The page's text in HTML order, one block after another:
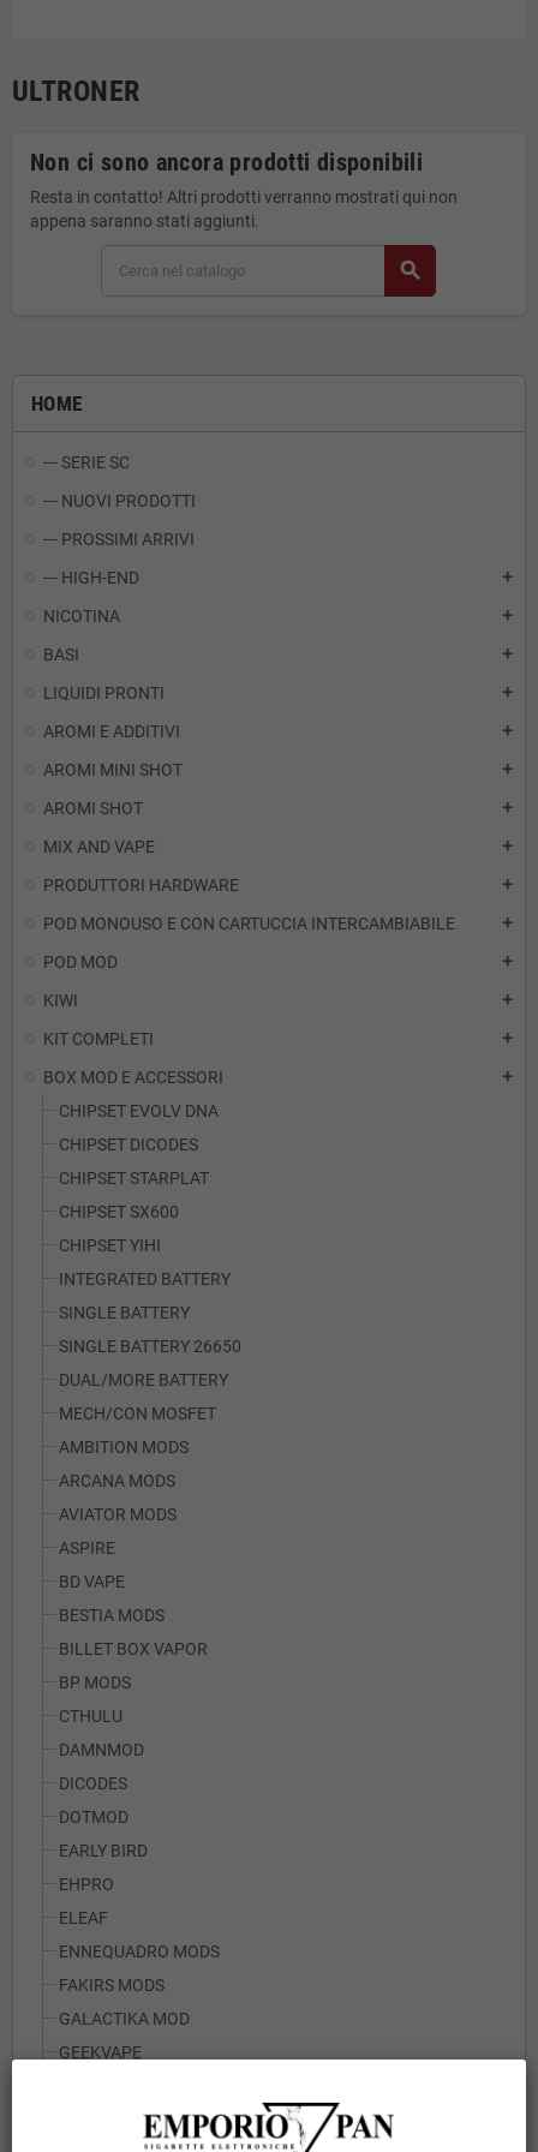
HOME
--- SERIE SC
--- NUOVI PRODOTTI
--- PROSSIMI ARRIVI
--- HIGH-END
add
NICOTINA add
BASI add
LIQUIDI PRONTI add
AROMI E ADDITIVI add
AROMI MINI SHOT add
AROMI SHOT add
MIX AND VAPE add
PRODUTTORI HARDWARE add
POD MONOUSO E CON CARTUCCIA INTERCAMBIABILE add
POD MOD add
KIWI add
KIT COMPLETI add
BOX MOD E ACCESSORI add
CHIPSET EVOLV DNA
CHIPSET DICODES
CHIPSET STARPLAT
CHIPSET SX600
CHIPSET YIHI
INTEGRATED BATTERY
SINGLE BATTERY
SINGLE BATTERY 26650
DUAL/MORE BATTERY
MECH/CON MOSFET
AMBITION MODS
ARCANA MODS
AVIATOR MODS
ASPIRE
BD VAPE
BESTIA MODS
BILLET BOX VAPOR
BP MODS
CTHULU
DAMNMOD
DICODES
DOTMOD
EARLY BIRD
EHPRO
ELEAF
ENNEQUADRO MODS
FAKIRS MODS
GALACTIKA MOD
GEEKVAPE
ULTRONER
Non ci sono ancora prodotti disponibili
Resta in contatto! Altri prodotti verranno mostrati qui non
appena saranno stati aggiunti.
search